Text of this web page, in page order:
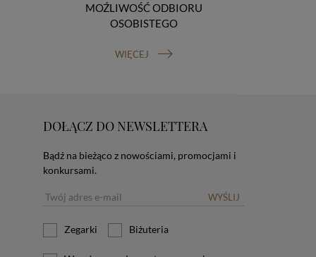
MOŹLIWOŚĆ ODBIORU
OSOBISTEGO
WIĘCEJ
DOŁĄCZ DO NEWSLETTERA
Bądź na bieżąco z nowościami, promocjami i
konkursami.
WYŚLIJ
Zegarki Biżuteria